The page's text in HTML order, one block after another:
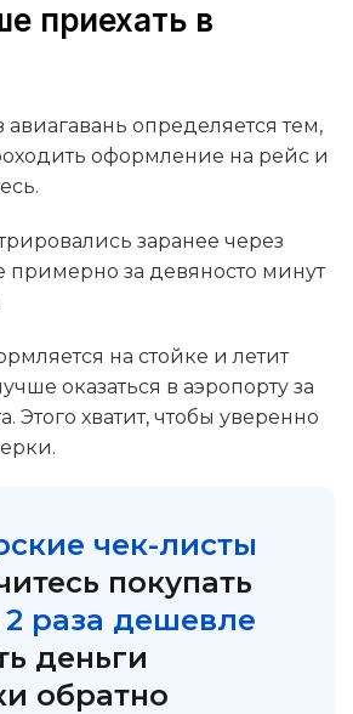
приехать в
определяется тем,
оформление на рейс и
заранее через
примерно за девяносто минут
на стойке и летит
оказаться в аэропорту за
Этого хватит, чтобы уверенно
чек-листы
покупать
2 раза дешевле
деньги
обратно